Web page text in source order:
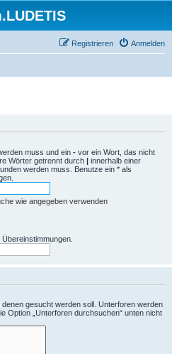
Anmelden
Registrieren
muss und ein - vor ein Wort, das nicht
Wörter getrennt durch | innerhalb einer
werden muss. Benutze ein * als
wie angegeben verwenden
gesucht werden soll. Unterforen werden
Option „Unterforen durchsuchen“ unten nicht